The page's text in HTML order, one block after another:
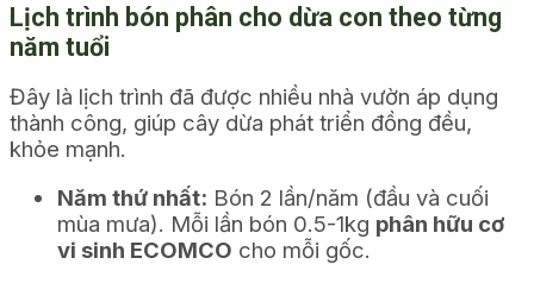
Lịch trình bón phân cho dừa con theo từng
năm tuổi
Đây là lịch trình đã được nhiều nhà vườn áp dụng
thành công, giúp cây dừa phát triển đồng đều,
khỏe mạnh.
Năm thứ nhất: Bón 2 lần/năm (đầu và cuối
mùa mưa). Mỗi lần bón 0.5-1kg phân hữu cơ
vi sinh ECOMCO cho mỗi gốc.